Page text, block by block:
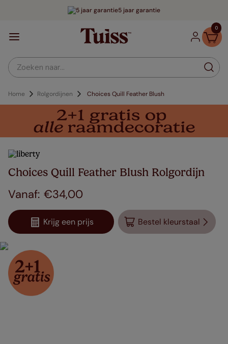
5 jaar garantie
0
Zoeken naar...
Home Rolgordijnen Choices Quill Feather Blush
Choices Quill Feather Blush Rolgordijn
€34,00
Krijg een prijs Bestel kleurstaal